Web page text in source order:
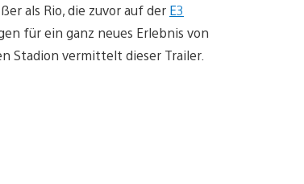
als Rio, die zuvor auf der E3
für ein ganz neues Erlebnis von
Stadion vermittelt dieser Trailer.